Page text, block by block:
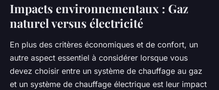
Impacts environnementaux : Gaz
naturel versus électricité
En plus des critères économiques et de confort, un
autre aspect essentiel à considérer lorsque vous
devez choisir entre un système de chauffage au gaz
et un système de chauffage électrique est leur impact